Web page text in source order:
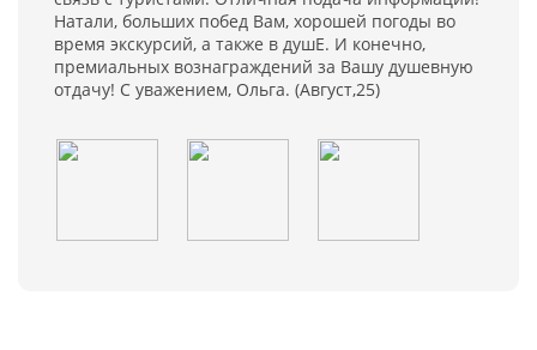
Натали, больших побед Вам, хорошей погоды во
время экскурсий, а также в душЕ. И конечно,
премиальных вознаграждений за Вашу душевную
отдачу! С уважением, Ольга. (Август,25)